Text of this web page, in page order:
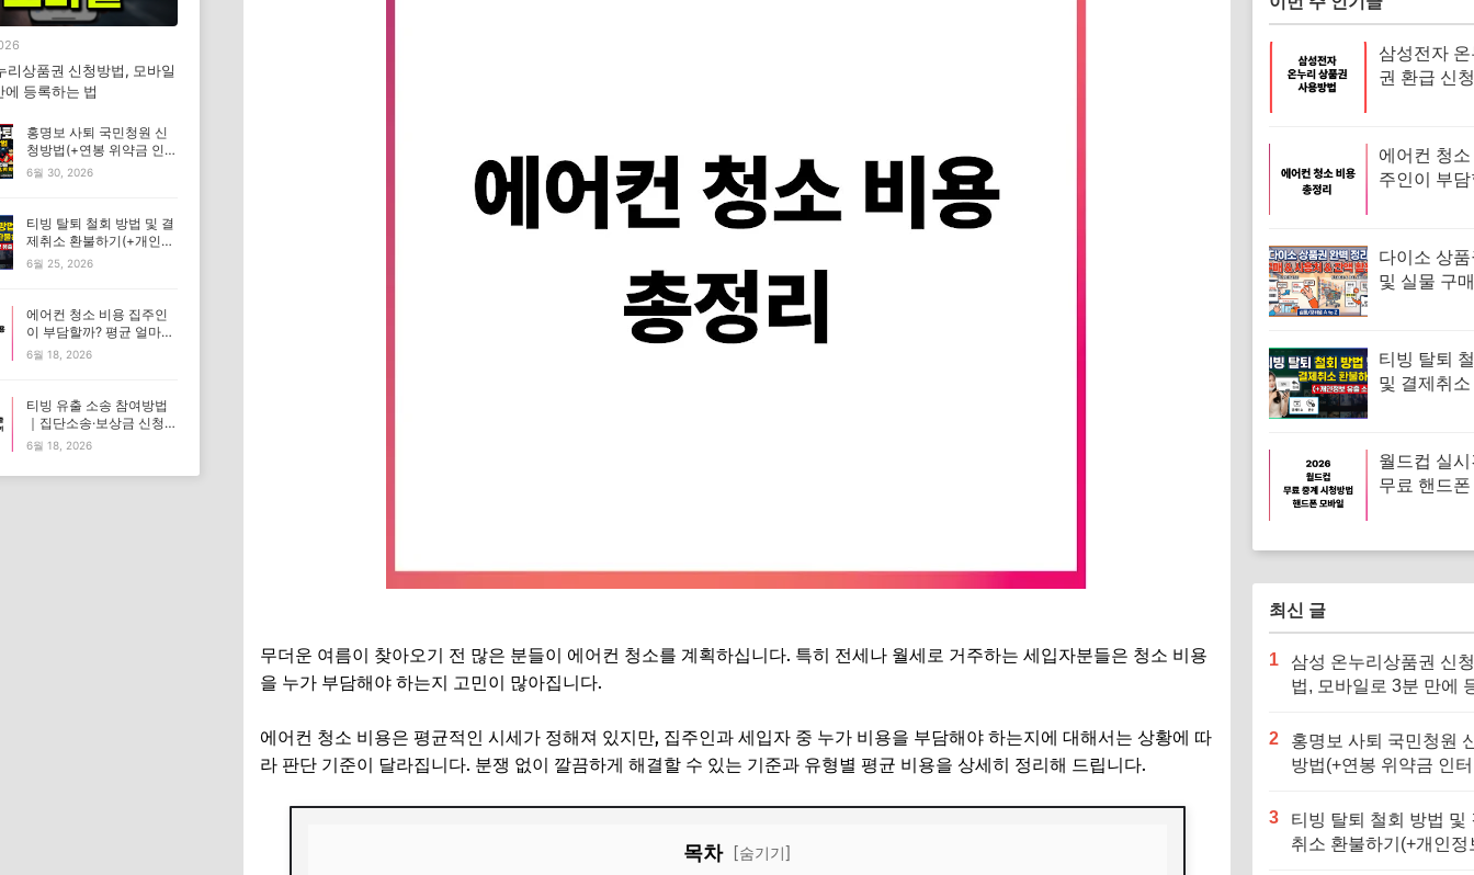
무더운 여름이 찾아오기 전 많은 분들이 에어컨 청소를 계획하십니다. 특히 전세나 월세로 거주하는 세입자분들은 청소 비용
을 누가 부담해야 하는지 고민이 많아집니다.
에어컨 청소 비용은 평균적인 시세가 정해져 있지만, 집주인과 세입자 중 누가 비용을 부담해야 하는지에 대해서는 상황에 따
라 판단 기준이 달라집니다. 분쟁 없이 깔끔하게 해결할 수 있는 기준과 유형별 평균 비용을 상세히 정리해 드립니다.
목차 [숨기기]
삼성전자
권 환급 신
에어컨 청
주인이 부
다이소 상
및 실물 구
티빙 탈퇴
및 결제취
월드컵 실
무료 핸드
최신 글
1
삼성 온누리상품권 신
법, 모바일로 3분 만에
2
홍명보 사퇴 국민청원
방법(+연봉 위약금 인
3
티빙 탈퇴 철회 방법 및
취소 환불하기(+개인정
리상품권 신청방법, 모바일
에 등록하는 법
홍명보 사퇴 국민청원 신
청방법(+연봉 위약금 인터
뷰 전문)
6월 30, 2026
티빙 탈퇴 철회 방법 및 결
제취소 환불하기(+개인정
보 유출 소송)
6월 25, 2026
에어컨 청소 비용 집주인
이 부담할까? 평균 얼마인
지 총정리
6월 18, 2026
티빙 유출 소송 참여방법
｜집단소송·보상금 신청
총정리
6월 18, 2026